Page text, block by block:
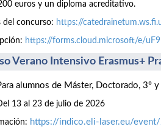
euros y un diploma acreditativo.
del concurso: https://
https://forms.cloud.microsoft/e/
Verano Intensivo Erasmus+
alumnos de Máster, Doctorado, 3º y
13 al 23 de julio de 2026
https://indico.eli-laser.eu/